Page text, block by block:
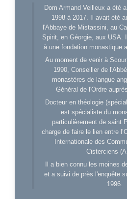
Dom Armand Veilleux a été
1998 à 2017. Il avait été
l'Abbaye de Mistassini, au
Spirit, en Géorgie, aux USA.
à une fondation monastique
Au moment de venir à
1990, Conseiller de
monastères de langue
Général de l'Ordre
Docteur en théologie
est spécialiste du
particulièrement de saint
charge de faire le lien entre
Internationale des
Cisterciens
Il a bien connu les moines
et a suivi de près l'enquête
1996.